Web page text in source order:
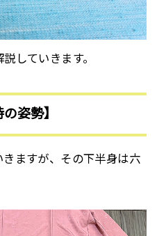
していきます。
姿勢】
ますが、その下半身は六